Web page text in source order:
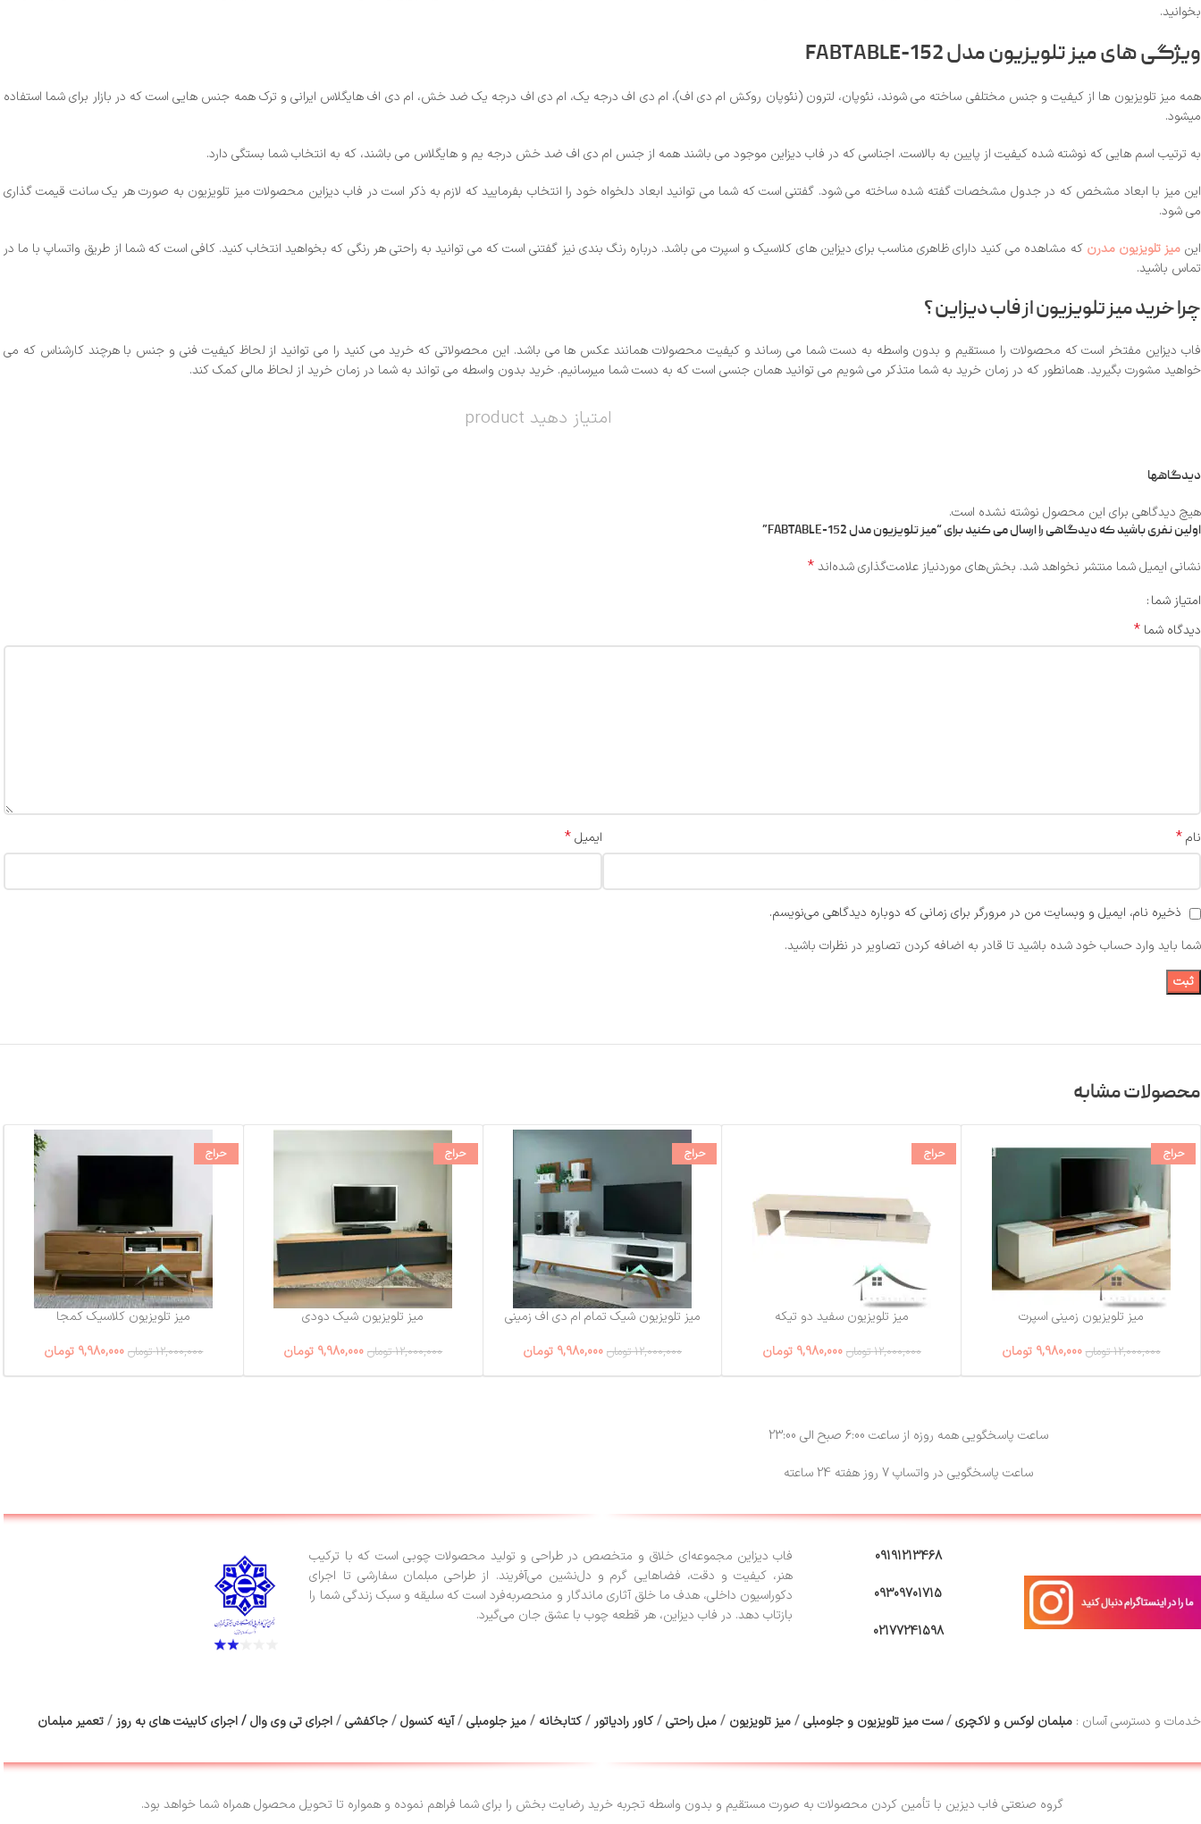
بخوانید.
ویژگی های میز تلویزیون مدل FABTABLE-152
همه میز تلویزیون ها از کیفیت و جنس مختلفی ساخته می شوند، نئوپان، لترون (نئوپان روکش ام دی اف)، ام دی اف درجه یک، ام دی اف درجه یک ضد خش، ام دی اف هایگلاس ایرانی و ترک همه جنس هایی است که در بازار برای شما استفاده
میشود.
به ترتیب اسم هایی که نوشته شده کیفیت از پایین به بالاست. اجناسی که در فاب دیزاین موجود می باشند همه از جنس ام دی اف ضد خش درجه یم و هایگلاس می باشند، که به انتخاب شما بستگی دارد.
این میز با ابعاد مشخص که در جدول مشخصات گفته شده ساخته می شود. گفتنی است که شما می توانید ابعاد دلخواه خود را انتخاب بفرمایید که لازم به ذکر است در فاب دیزاین محصولات میز تلویزیون به صورت هر یک سانت قیمت گذاری
می شود.
اینمیز تلویزیون مدرن که مشاهده می کنید دارای ظاهری مناسب برای دیزاین های کلاسیک و اسپرت می باشد. درباره رنگ بندی نیز گفتنی است که می توانید به راحتی هر رنگی که بخواهید انتخاب کنید. کافی است که شما از طریق واتساپ با ما در
تماس باشید.
چرا خرید میز تلویزیون از فاب دیزاین ؟
فاب دیزاین مفتخر است که محصولات را مستقیم و بدون واسطه به دست شما می رساند و کیفیت محصولات همانند عکس ها می باشد. این محصولاتی که خرید می کنید را می توانید از لحاظ کیفیت فنی و جنس با هرچند کارشناس که می
خواهید مشورت بگیرید. همانطور که در زمان خرید به شما متذکر می شویم می توانید همان جنسی است که به دست شما میرسانیم. خرید بدون واسطه می تواند به شما در زمان خرید از لحاظ مالی کمک کند.
امتیاز دهید product
دیدگاهها
هیچ دیدگاهی برای این محصول نوشته نشده است.
اولین نفری باشید که دیدگاهی را ارسال می کنید برای “میز تلویزیون مدل FABTABLE-152”
نشانی ایمیل شما منتشر نخواهد شد. بخش‌های موردنیاز علامت‌گذاری شده‌اند*
امتیاز شما
دیدگاه شما *
نام* ایمیل*
ذخیره نام، ایمیل و وبسایت من در مرورگر برای زمانی که دوباره دیدگاهی می‌نویسم.
شما باید وارد حساب خود شده باشید تا قادر به اضافه کردن تصاویر در نظرات باشید.
محصولات مشابه
حراج
میز تلویزیون زمینی اسپرت
12,000,000 تومان 9,980,000 تومان
حراج
میز تلویزیون سفید دو تیکه
12,000,000 تومان 9,980,000 تومان
حراج
میز تلویزیون شیک تمام ام دی اف زمینی
12,000,000 تومان 9,980,000 تومان
حراج
میز تلویزیون شیک دودی
12,000,000 تومان 9,980,000 تومان
حراج
میز تلویزیون کلاسیک کمجا
12,000,000 تومان 9,980,000 تومان
ساعت پاسخگویی همه روزه از ساعت 6:00 صبح الی 23:00
ساعت پاسخگویی در واتساپ 7 روز هفته 24 ساعته
فاب دیزاین مجموعه‌ای خلاق و متخصص در طراحی و تولید محصولات چوبی است که با ترکیب
هنر، کیفیت و دقت، فضاهایی گرم و دل‌نشین می‌آفریند. از طراحی مبلمان سفارشی تا اجرای
دکوراسیون داخلی، هدف ما خلق آثاری ماندگار و منحصربه‌فرد است که سلیقه و سبک زندگی شما را
بازتاب دهد. در فاب دیزاین، هر قطعه چوب با عشق جان می‌گیرد.
09191213468
09309701715
02177241598
خدمات و دسترسی آسان : مبلمان لوکس و لاکچری/ست میز تلویزیون و جلومبلی/میز تلویزیون /مبل راحتی/کاور رادیاتور /کتابخانه /میز جلومبلی/آینه کنسول/جاکفشی/اجرای تی وی وال/اجرای کابینت های به روز /تعمیر مبلمان
گروه صنعتی فاب دیزین با تأمین کردن محصولات به صورت مستقیم و بدون واسطه تجربه خرید رضایت بخش را برای شما فراهم نموده و همواره تا تحویل محصول همراه شما خواهد بود.